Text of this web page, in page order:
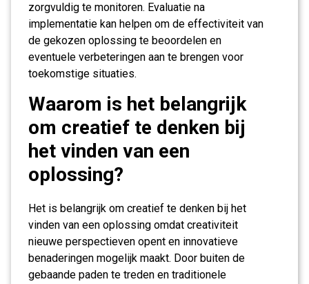
zorgvuldig te monitoren. Evaluatie na
implementatie kan helpen om de effectiviteit van
de gekozen oplossing te beoordelen en
eventuele verbeteringen aan te brengen voor
toekomstige situaties.
Waarom is het belangrijk
om creatief te denken bij
het vinden van een
oplossing?
Het is belangrijk om creatief te denken bij het
vinden van een oplossing omdat creativiteit
nieuwe perspectieven opent en innovatieve
benaderingen mogelijk maakt. Door buiten de
gebaande paden te treden en traditionele